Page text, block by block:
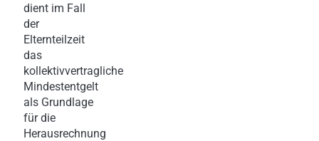
dient im Fall
der
Elternteilzeit
das
kollektivvertragliche
Mindestentgelt
als Grundlage
für die
Herausrechnung